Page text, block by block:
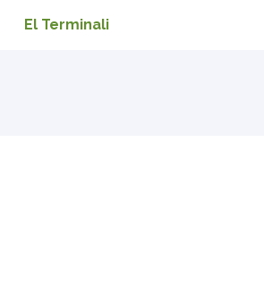
El Terminali